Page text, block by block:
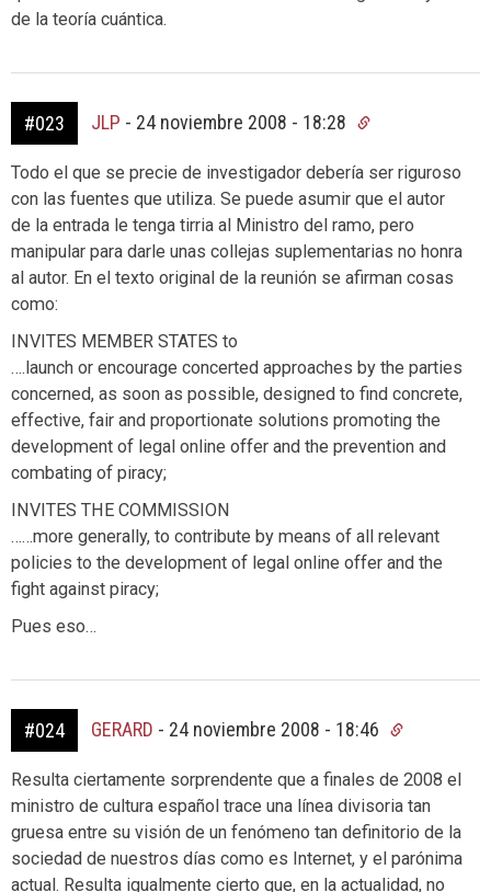
de la teoría cuántica.
#023 JLP - 24 noviembre 2008 - 18:28
Todo el que se precie de investigador debería ser riguroso
con las fuentes que utiliza. Se puede asumir que el autor
de la entrada le tenga tirria al Ministro del ramo, pero
manipular para darle unas collejas suplementarias no honra
al autor. En el texto original de la reunión se afirman cosas
como:
INVITES MEMBER STATES to
….launch or encourage concerted approaches by the parties
concerned, as soon as possible, designed to find concrete,
effective, fair and proportionate solutions promoting the
development of legal online offer and the prevention and
combating of piracy;
INVITES THE COMMISSION
……more generally, to contribute by means of all relevant
policies to the development of legal online offer and the
fight against piracy;
Pues eso…
#024 GERARD - 24 noviembre 2008 - 18:46
Resulta ciertamente sorprendente que a finales de 2008 el
ministro de cultura español trace una línea divisoria tan
gruesa entre su visión de un fenómeno tan definitorio de la
sociedad de nuestros días como es Internet, y el parónima
actual. Resulta igualmente cierto que, en la actualidad, no